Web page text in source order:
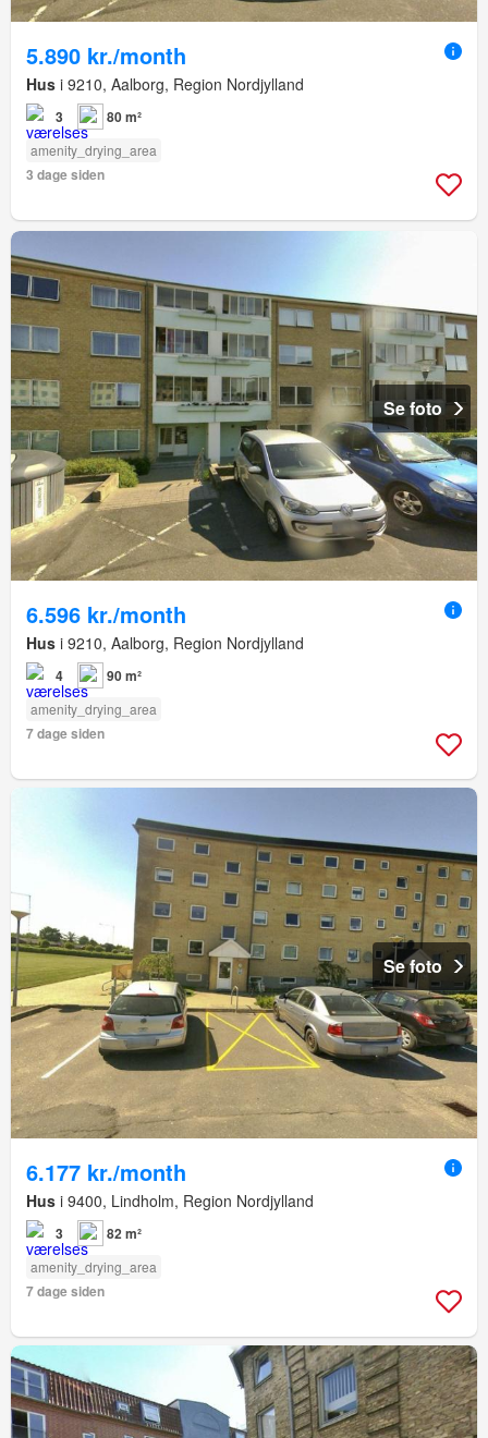
5.890 kr./month
Hus i 9210, Aalborg, Region Nordjylland
3 80 m²
amenity_drying_area
3 dage siden
Se foto
6.596 kr./month
Hus i 9210, Aalborg, Region Nordjylland
4 90 m²
amenity_drying_area
7 dage siden
Se foto
6.177 kr./month
Hus i 9400, Lindholm, Region Nordjylland
3 82 m²
amenity_drying_area
7 dage siden